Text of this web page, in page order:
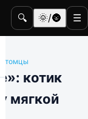
🔍 🌞/🌚 ☰
котик
мягкой